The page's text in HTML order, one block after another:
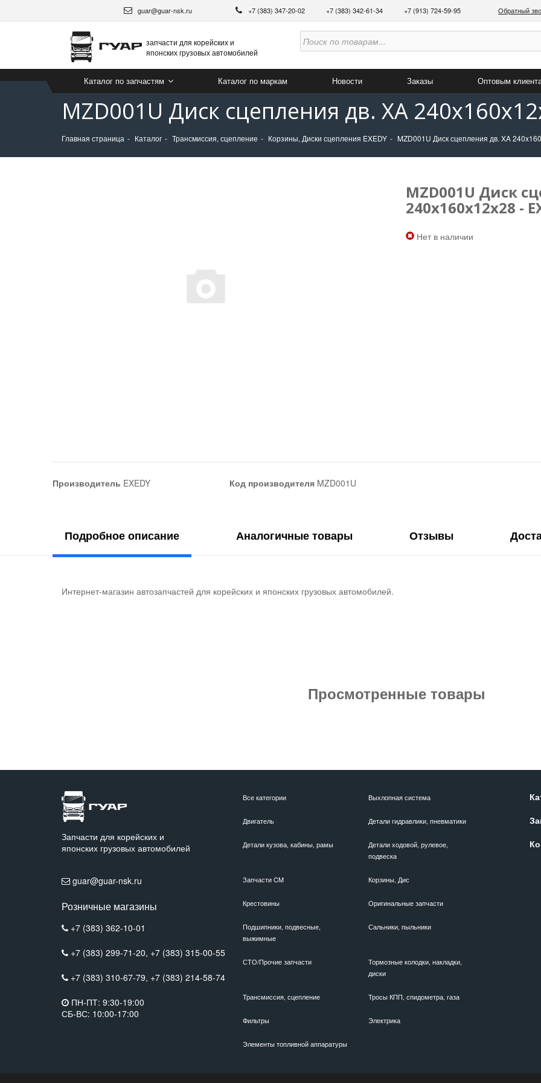
guar@guar-nsk.ru +7 (383) 347-20-02 +7 (383) 342-61-34 +7 (913) 724-59-95 Обратный
запчасти для корейских и
японских грузовых автомобилей
Каталог по запчастям Каталог по маркам Новости Заказы Оптовым
MZD001U Диск сцепления дв. XA
Главная страница Каталог Трансмиссия, сцепление Корзины, Диски сцепления EXEDY MZD001U Диск сцепления дв. XA
MZD001U Диск
240x160x12x28 -
Нет в наличии
Производитель EXEDY Код производителяMZD001U
Подробное описание Аналогичные товары Отзывы
Интернет-магазин автозапчастей для корейских и японских грузовых автомобилей.
Просмотренные товары
Запчасти для корейских и
японских грузовых автомобилей
guar@guar-nsk.ru
Розничные магазины
+7 (383) 362-10-01
+7 (383) 299-71-20, +7 (383) 315-00-55
+7 (383) 310-67-79, +7 (383) 214-58-74
ПН-ПТ: 9:30-19:00
СБ-ВС: 10:00-17:00
Все категории Выхлопная система
Двигатель Детали гидравлики, пневматики
Детали кузова, кабины, рамы
Детали ходовой, рулевое,
подвеска
Запчасти CM Корзины, Дис
Крестовины Оригинальные запчасти
Подшипники, подвесные,
выжимные
Сальники, пыльники
СТО/Прочие запчасти
Тормозные колодки, накладки,
диски
Трансмиссия, сцепление Тросы КПП, спидометра, газа
Фильтры Электрика
Элементы топливной аппаратуры